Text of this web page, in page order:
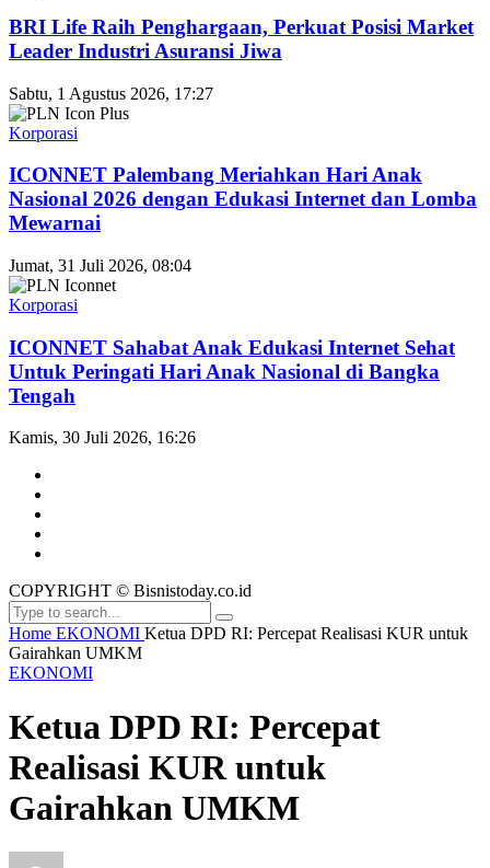
BRI Life Raih Penghargaan, Perkuat Posisi Market
Leader Industri Asuransi Jiwa
Sabtu, 1 Agustus 2026, 17:27
Korporasi
ICONNET Palembang Meriahkan Hari Anak
Nasional 2026 dengan Edukasi Internet dan Lomba
Mewarnai
Jumat, 31 Juli 2026, 08:04
Korporasi
ICONNET Sahabat Anak Edukasi Internet Sehat
Untuk Peringati Hari Anak Nasional di Bangka
Tengah
Kamis, 30 Juli 2026, 16:26
COPYRIGHT © Bisnistoday.co.id
Home EKONOMI Ketua DPD RI: Percepat Realisasi KUR untuk
Gairahkan UMKM
EKONOMI
Ketua DPD RI: Percepat
Realisasi KUR untuk
Gairahkan UMKM